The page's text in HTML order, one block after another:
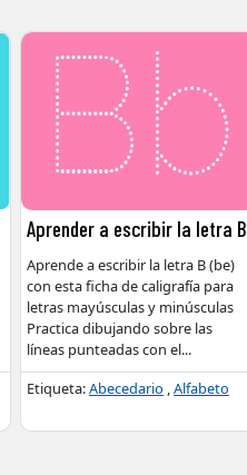
Aprender a escribir la letra B
Aprende a escribir la letra B (be)
con esta ficha de caligrafía para
letras mayúsculas y minúsculas
Practica dibujando sobre las
líneas punteadas con el...
Etiqueta:Abecedario ,Alfabeto